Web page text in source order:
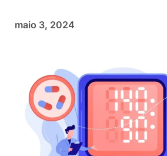
maio 3, 2024